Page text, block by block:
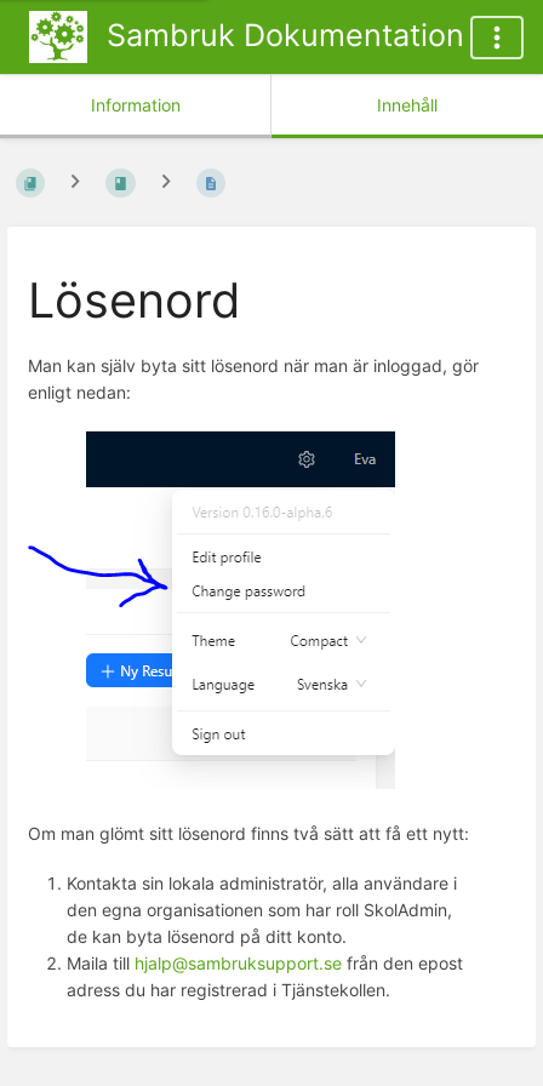
Sambruk Dokumentation
Information Innehåll
Lösenord
Man kan själv byta sitt lösenord när man är inloggad, gör
enligt nedan:
Om man glömt sitt lösenord finns två sätt att få ett nytt:
Kontakta sin lokala administratör, alla användare i
den egna organisationen som har roll SkolAdmin,
de kan byta lösenord på ditt konto.
Maila till hjalp@sambruksupport.se från den epost
adress du har registrerad i Tjänstekollen.